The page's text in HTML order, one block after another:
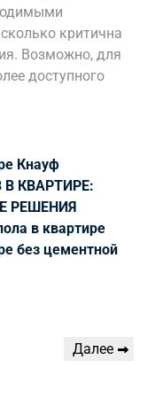
критична
Возможно, для
доступного
Кнауф
КВАРТИРЕ:
РЕШЕНИЯ
в квартире
без цементной
Следующая
Далее